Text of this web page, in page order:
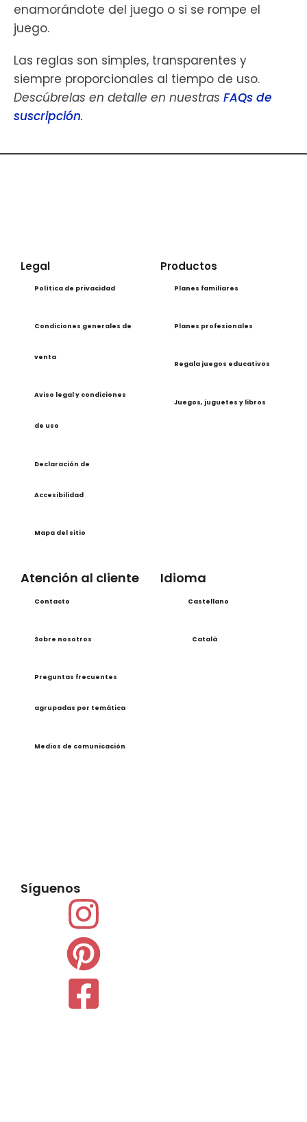
enamorándote del juego o si se rompe el
juego.
Las reglas son simples, transparentes y
siempre proporcionales al tiempo de uso.
Descúbrelas en detalle en nuestras FAQs de
suscripción.
Legal
Política de privacidad
Condiciones generales de
venta
Aviso legal y condiciones
de uso
Declaración de
Accesibilidad
Mapa del sitio
Productos
Planes familiares
Planes profesionales
Regala juegos educativos
Juegos, juguetes y libros
Atención al cliente
Contacto
Sobre nosotros
Preguntas frecuentes
agrupadas por temática
Medios de comunicación
Idioma
Castellano
Català
Síguenos